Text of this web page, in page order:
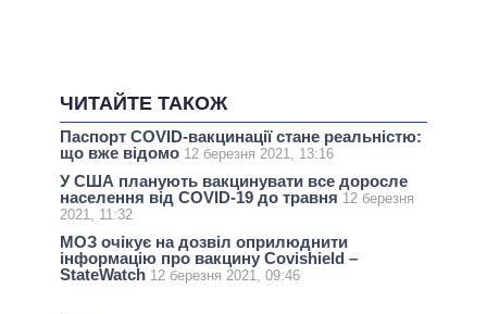
ЧИТАЙТЕ ТАКОЖ
Паспорт COVID-вакцинації стане реальністю:
що вже відомо 12 березня 2021, 13:16
У США планують вакцинувати все доросле
населення від COVID-19 до травня 12 березня
2021, 11:32
МОЗ очікує на дозвіл оприлюднити
інформацію про вакцину Covishield –
StateWatch 12 березня 2021, 09:46